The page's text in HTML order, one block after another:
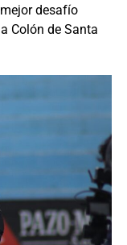
desafío
Colón de Santa